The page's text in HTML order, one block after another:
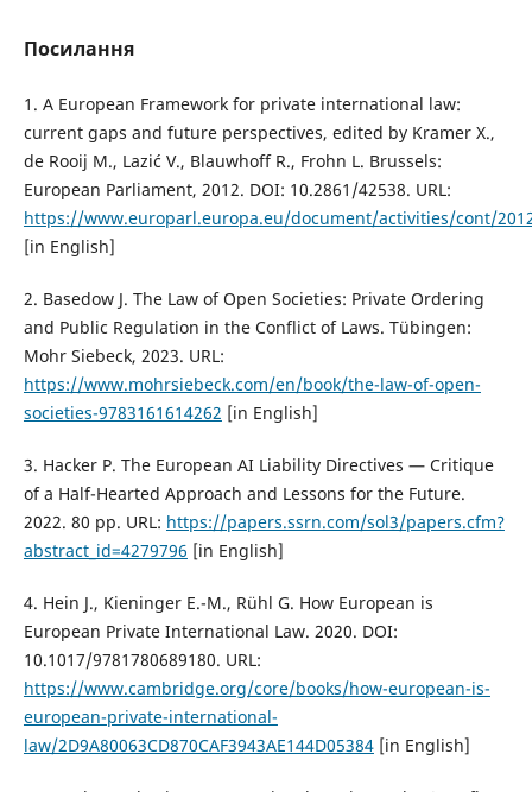
Посилання
1. A European Framework for private international law:
current gaps and future perspectives, edited by Kramer X.,
de Rooij M., Lazić V., Blauwhoff R., Frohn L. Brussels:
European Parliament, 2012. DOI: 10.2861/42538. URL:
https://www.europarl.europa.eu/document/activities/cont/
[in English]
2. Basedow J. The Law of Open Societies: Private Ordering
and Public Regulation in the Conflict of Laws. Tübingen:
Mohr Siebeck, 2023. URL:
https://www.mohrsiebeck.com/en/book/the-law-of-open-
societies-9783161614262 [in English]
3. Hacker P. The European AI Liability Directives — Critique
of a Half-Hearted Approach and Lessons for the Future.
2022. 80 pp. URL: https://papers.ssrn.com/sol3/papers.cfm?
abstract_id=4279796 [in English]
4. Hein J., Kieninger E.-M., Rühl G. How European is
European Private International Law. 2020. DOI:
10.1017/9781780689180. URL:
https://www.cambridge.org/core/books/how-european-is-
european-private-international-
law/2D9A80063CD870CAF3943AE144D05384[in English]